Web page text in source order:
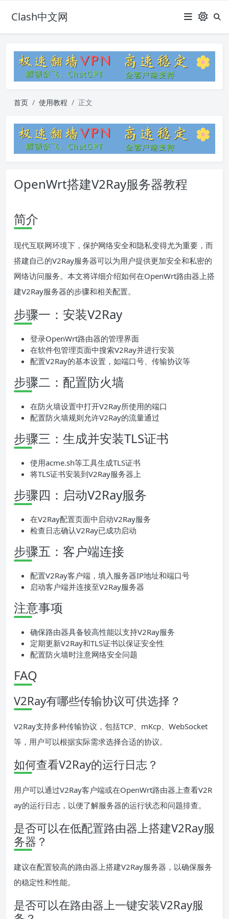
Clash中文网
首页 使用教程 正文
OpenWrt搭建V2Ray服务器教程
简介
现代互联网环境下，保护网络安全和隐私变得尤为重要，而
搭建自己的V2Ray服务器可以为用户提供更加安全和私密的
网络访问服务。本文将详细介绍如何在OpenWrt路由器上搭
建V2Ray服务器的步骤和相关配置。
步骤一：安装V2Ray
登录OpenWrt路由器的管理界面
在软件包管理页面中搜索V2Ray并进行安装
配置V2Ray的基本设置，如端口号、传输协议等
步骤二：配置防火墙
在防火墙设置中打开V2Ray所使用的端口
配置防火墙规则允许V2Ray的流量通过
步骤三：生成并安装TLS证书
使用acme.sh等工具生成TLS证书
将TLS证书安装到V2Ray服务器上
步骤四：启动V2Ray服务
在V2Ray配置页面中启动V2Ray服务
检查日志确认V2Ray已成功启动
步骤五：客户端连接
配置V2Ray客户端，填入服务器IP地址和端口号
启动客户端并连接至V2Ray服务器
注意事项
确保路由器具备较高性能以支持V2Ray服务
定期更新V2Ray和TLS证书以保证安全性
配置防火墙时注意网络安全问题
FAQ
V2Ray有哪些传输协议可供选择？
V2Ray支持多种传输协议，包括TCP、mKcp、WebSocket
等，用户可以根据实际需求选择合适的协议。
如何查看V2Ray的运行日志？
用户可以通过V2Ray客户端或在OpenWrt路由器上查看V2R
ay的运行日志，以便了解服务器的运行状态和问题排查。
是否可以在低配置路由器上搭建V2Ray服
务器？
建议在配置较高的路由器上搭建V2Ray服务器，以确保服务
的稳定性和性能。
是否可以在路由器上一键安装V2Ray服